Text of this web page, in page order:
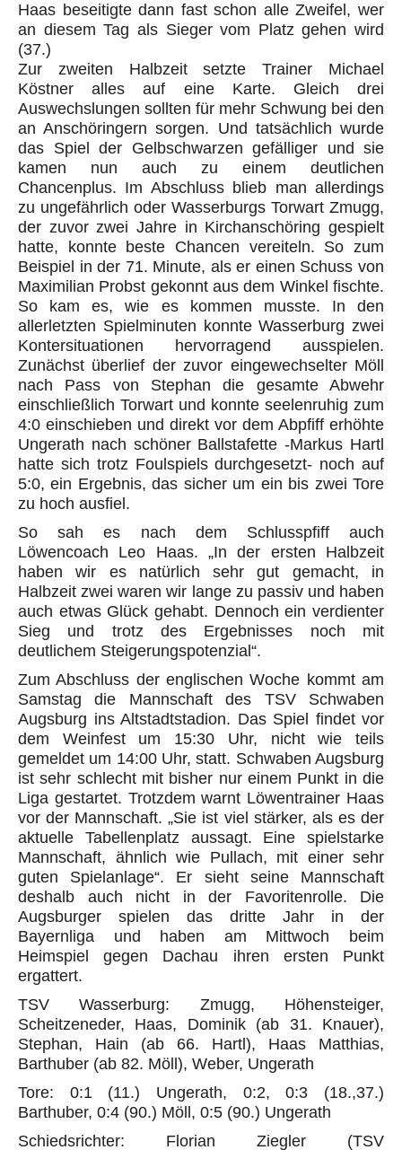
Haas beseitigte dann fast schon alle Zweifel, wer
an diesem Tag als Sieger vom Platz gehen wird
(37.)
Zur zweiten Halbzeit setzte Trainer Michael
Köstner alles auf eine Karte. Gleich drei
Auswechslungen sollten für mehr Schwung bei den
an Anschöringern sorgen. Und tatsächlich wurde
das Spiel der Gelbschwarzen gefälliger und sie
kamen nun auch zu einem deutlichen
Chancenplus. Im Abschluss blieb man allerdings
zu ungefährlich oder Wasserburgs Torwart Zmugg,
der zuvor zwei Jahre in Kirchanschöring gespielt
hatte, konnte beste Chancen vereiteln. So zum
Beispiel in der 71. Minute, als er einen Schuss von
Maximilian Probst gekonnt aus dem Winkel fischte.
So kam es, wie es kommen musste. In den
allerletzten Spielminuten konnte Wasserburg zwei
Kontersituationen hervorragend ausspielen.
Zunächst überlief der zuvor eingewechselter Möll
nach Pass von Stephan die gesamte Abwehr
einschließlich Torwart und konnte seelenruhig zum
4:0 einschieben und direkt vor dem Abpfiff erhöhte
Ungerath nach schöner Ballstafette -Markus Hartl
hatte sich trotz Foulspiels durchgesetzt- noch auf
5:0, ein Ergebnis, das sicher um ein bis zwei Tore
zu hoch ausfiel.
So sah es nach dem Schlusspfiff auch
Löwencoach Leo Haas. „In der ersten Halbzeit
haben wir es natürlich sehr gut gemacht, in
Halbzeit zwei waren wir lange zu passiv und haben
auch etwas Glück gehabt. Dennoch ein verdienter
Sieg und trotz des Ergebnisses noch mit
deutlichem Steigerungspotenzial“.
Zum Abschluss der englischen Woche kommt am
Samstag die Mannschaft des TSV Schwaben
Augsburg ins Altstadtstadion. Das Spiel findet vor
dem Weinfest um 15:30 Uhr, nicht wie teils
gemeldet um 14:00 Uhr, statt. Schwaben Augsburg
ist sehr schlecht mit bisher nur einem Punkt in die
Liga gestartet. Trotzdem warnt Löwentrainer Haas
vor der Mannschaft. „Sie ist viel stärker, als es der
aktuelle Tabellenplatz aussagt. Eine spielstarke
Mannschaft, ähnlich wie Pullach, mit einer sehr
guten Spielanlage“. Er sieht seine Mannschaft
deshalb auch nicht in der Favoritenrolle. Die
Augsburger spielen das dritte Jahr in der
Bayernliga und haben am Mittwoch beim
Heimspiel gegen Dachau ihren ersten Punkt
ergattert.
TSV Wasserburg: Zmugg, Höhensteiger,
Scheitzeneder, Haas, Dominik (ab 31. Knauer),
Stephan, Hain (ab 66. Hartl), Haas Matthias,
Barthuber (ab 82. Möll), Weber, Ungerath
Tore: 0:1 (11.) Ungerath, 0:2, 0:3 (18.,37.)
Barthuber, 0:4 (90.) Möll, 0:5 (90.) Ungerath
Schiedsrichter: Florian Ziegler (TSV